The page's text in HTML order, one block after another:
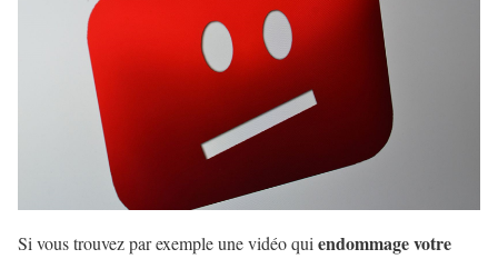
Si vous trouvez par exemple une vidéo qui endommage votre